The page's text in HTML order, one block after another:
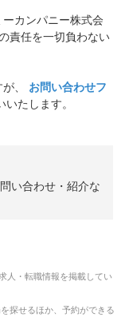
カンパニー株式会
責任を一切負わない
、
お問い合わせフ
たします。
い合わせ・紹介な
人・転職情報を掲載してい
探せるほか、予約ができる